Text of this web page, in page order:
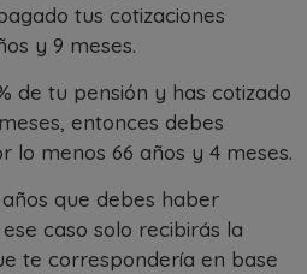
tus cotizaciones
y 9 meses.
de tu pensión y has cotizado
entonces debes
lo menos 66 años y 4 meses.
que debes haber
caso solo recibirás la
te correspondería en base